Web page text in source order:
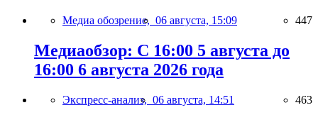
Медиа обозрение, 06 августа, 15:09 447
Медиаобзор: С 16:00 5 августа до
16:00 6 августа 2026 года
Экспресс-анализ, 06 августа, 14:51 463